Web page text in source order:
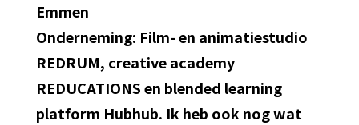
Emmen
Onderneming: Film- en animatiestudio
REDRUM, creative academy
REDUCATIONS en blended learning
platform Hubhub. Ik heb ook nog wat